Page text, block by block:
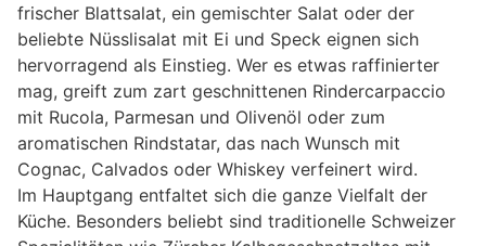
frischer Blattsalat, ein gemischter Salat oder der
beliebte Nüsslisalat mit Ei und Speck eignen sich
hervorragend als Einstieg. Wer es etwas raffinierter
mag, greift zum zart geschnittenen Rindercarpaccio
mit Rucola, Parmesan und Olivenöl oder zum
aromatischen Rindstatar, das nach Wunsch mit
Cognac, Calvados oder Whiskey verfeinert wird.
Im Hauptgang entfaltet sich die ganze Vielfalt der
Küche. Besonders beliebt sind traditionelle Schweizer